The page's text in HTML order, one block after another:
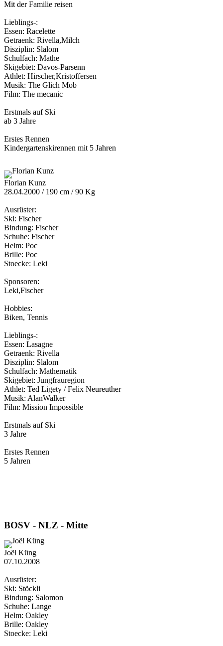
Mit der Familie reisen
Lieblings-:
Essen: Racelette
Getraenk: Rivella,Milch
Disziplin: Slalom
Schulfach: Mathe
Skigebiet: Davos-Parsenn
Athlet: Hirscher,Kristoffersen
Musik: The Glich Mob
Film: The mecanic
Erstmals auf Ski
ab 3 Jahre
Erstes Rennen
Kindergartenskirennen mit 5 Jahren
Florian Kunz
28.04.2000 / 190 cm / 90 Kg
Ausrüster:
Ski: Fischer
Bindung: Fischer
Schuhe: Fischer
Helm: Poc
Brille: Poc
Stoecke: Leki
Sponsoren:
Leki,Fischer
Hobbies:
Biken, Tennis
Lieblings-:
Essen: Lasagne
Getraenk: Rivella
Disziplin: Slalom
Schulfach: Mathematik
Skigebiet: Jungfrauregion
Athlet: Ted Ligety / Felix Neureuther
Musik: AlanWalker
Film: Mission Impossible
Erstmals auf Ski
3 Jahre
Erstes Rennen
5 Jahren
BOSV - NLZ - Mitte
Joël Küng
07.10.2008
Ausrüster:
Ski: Stöckli
Bindung: Salomon
Schuhe: Lange
Helm: Oakley
Brille: Oakley
Stoecke: Leki